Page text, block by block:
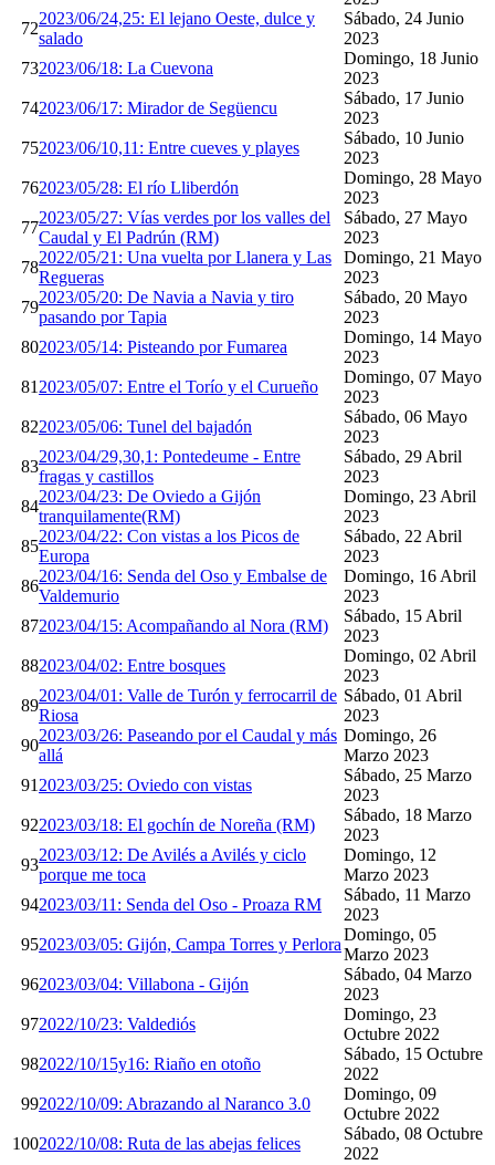
72
2023/06/24,25: El lejano Oeste, dulce y
salado
Sábado, 24 Junio
2023
732023/06/18: La Cuevona
Domingo, 18 Junio
2023
742023/06/17: Mirador de Següencu
Sábado, 17 Junio
2023
752023/06/10,11: Entre cueves y playes
Sábado, 10 Junio
2023
762023/05/28: El río Lliberdón
Domingo, 28 Mayo
2023
77
2023/05/27: Vías verdes por los valles del
Caudal y El Padrún (RM)
Sábado, 27 Mayo
2023
78
2022/05/21: Una vuelta por Llanera y Las
Regueras
Domingo, 21 Mayo
2023
79
2023/05/20: De Navia a Navia y tiro
pasando por Tapia
Sábado, 20 Mayo
2023
802023/05/14: Pisteando por Fumarea
Domingo, 14 Mayo
2023
81 2023/05/07: Entre el Torío y el Curueño
Domingo, 07 Mayo
2023
822023/05/06: Tunel del bajadón
Sábado, 06 Mayo
2023
83
2023/04/29,30,1: Pontedeume - Entre
fragas y castillos
Sábado, 29 Abril
2023
84
2023/04/23: De Oviedo a Gijón
tranquilamente(RM)
Domingo, 23 Abril
2023
85
2023/04/22: Con vistas a los Picos de
Europa
Sábado, 22 Abril
2023
86
2023/04/16: Senda del Oso y Embalse de
Valdemurio
Domingo, 16 Abril
2023
872023/04/15: Acompañando al Nora (RM)
Sábado, 15 Abril
2023
882023/04/02: Entre bosques
Domingo, 02 Abril
2023
89
2023/04/01: Valle de Turón y ferrocarril de
Riosa
Sábado, 01 Abril
2023
90
2023/03/26: Paseando por el Caudal y más
allá
Domingo, 26
Marzo 2023
91 2023/03/25: Oviedo con vistas
Sábado, 25 Marzo
2023
922023/03/18: El gochín de Noreña (RM)
Sábado, 18 Marzo
2023
93
2023/03/12: De Avilés a Avilés y ciclo
porque me toca
Domingo, 12
Marzo 2023
942023/03/11: Senda del Oso - Proaza RM
Sábado, 11 Marzo
2023
952023/03/05: Gijón, Campa Torres y Perlora
Domingo, 05
Marzo 2023
962023/03/04: Villabona - Gijón
Sábado, 04 Marzo
2023
972022/10/23: Valdediós
Domingo, 23
Octubre 2022
982022/10/15y16: Riaño en otoño
Sábado, 15 Octubre
2022
992022/10/09: Abrazando al Naranco 3.0
Domingo, 09
Octubre 2022
1002022/10/08: Ruta de las abejas felices
Sábado, 08 Octubre
2022